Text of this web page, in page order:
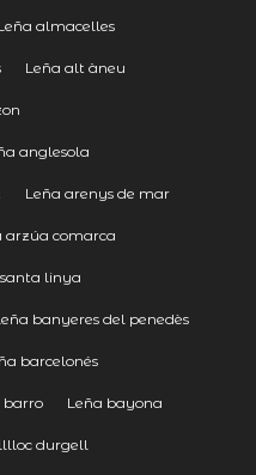
almacelles
Leña alt àneu
anglesola
Leña arenys de mar
arzúa comarca
linya
banyeres del penedès
barcelonés
barro Leña bayona
durgell